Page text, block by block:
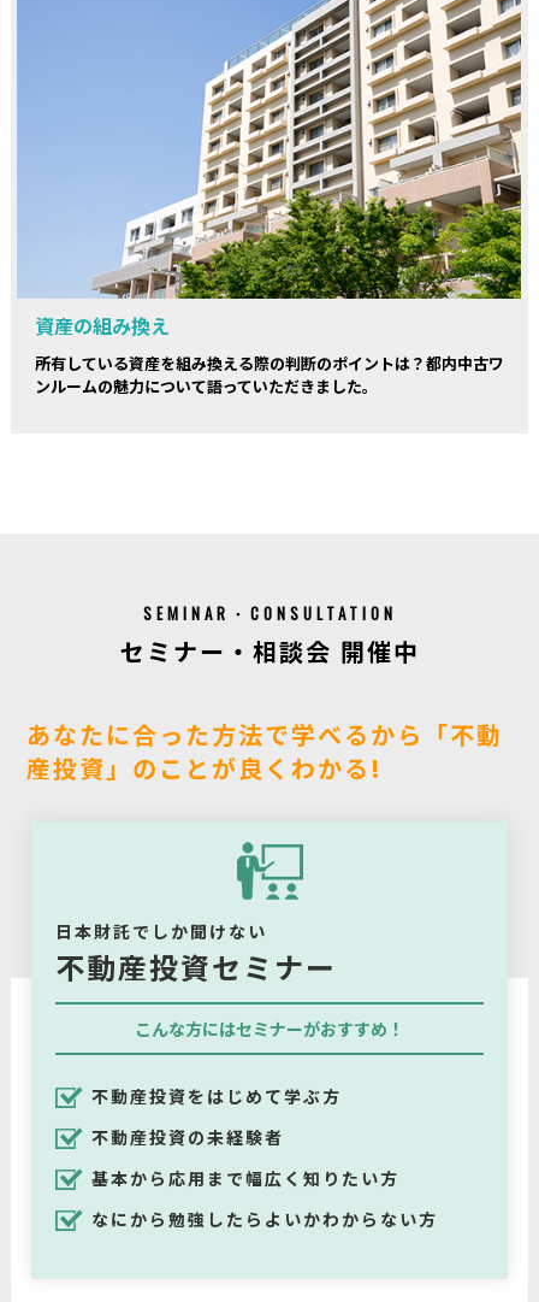
資産の組み換え
所有している資産を組み換える際の判断のポイントは？都内中古ワ
ンルームの魅力について語っていただきました。
SEMINAR・CONSULTATION
セミナー・相談会 開催中
あなたに合った方法で学べるから「不動
産投資」のことが良くわかる!
日本財託でしか聞けない
不動産投資セミナー
こんな方にはセミナーがおすすめ！
不動産投資をはじめて学ぶ方
不動産投資の未経験者
基本から応用まで幅広く知りたい方
なにから勉強したらよいかわからない方